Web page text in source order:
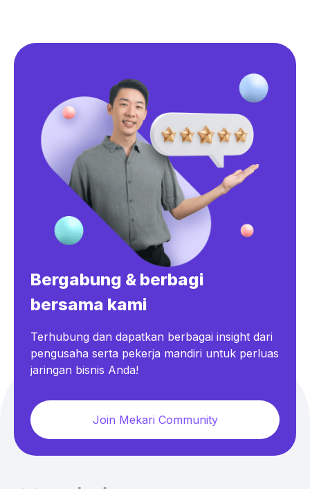
Bergabung & berbagi
bersama kami
Terhubung dan dapatkan berbagai insight dari
pengusaha serta pekerja mandiri untuk perluas
jaringan bisnis Anda!
Join Mekari Community